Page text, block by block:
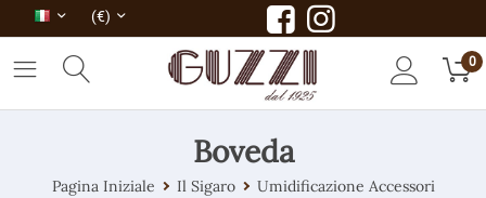
(€)
0
Boveda
Pagina Iniziale Il Sigaro Umidificazione Accessori